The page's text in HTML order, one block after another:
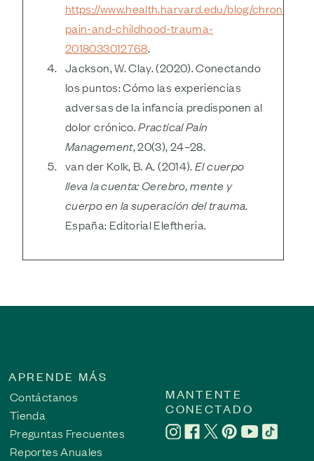
https://www.health.harvard.edu/blog/chronic-
pain-and-childhood-trauma-
2018033012768.
Jackson, W. Clay. (2020). Conectando
los puntos: Cómo las experiencias
adversas de la infancia predisponen al
dolor crónico.Practical Pain
Management, 20(3), 24–28.
van der Kolk, B. A. (2014).El cuerpo
lleva la cuenta: Cerebro, mente y
cuerpo en la superación del trauma.
España: Editorial Eleftheria.
APRENDE MÁS
Contáctanos
Tienda
Preguntas Frecuentes
Reportes Anuales
MANTENTE
CONECTADO